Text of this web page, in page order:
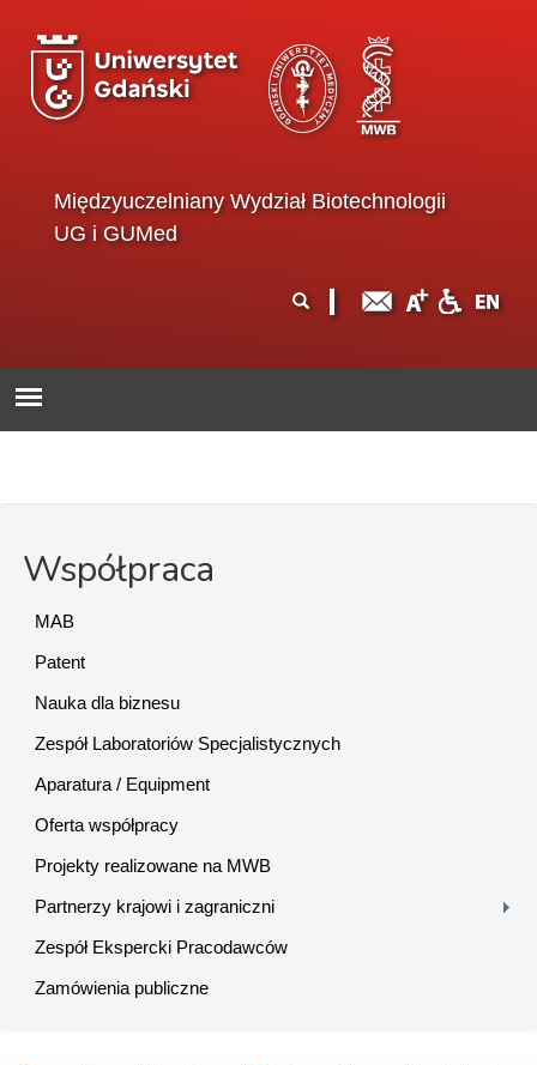
Międzyuczelniany Wydział Biotechnologii
UG i GUMed
wyszukiwania
Współpraca
MAB
Patent
Nauka dla biznesu
Zespół Laboratoriów Specjalistycznych
Aparatura / Equipment
Oferta współpracy
Projekty realizowane na MWB
Partnerzy krajowi i zagraniczni
Zespół Ekspercki Pracodawców
Zamówienia publiczne